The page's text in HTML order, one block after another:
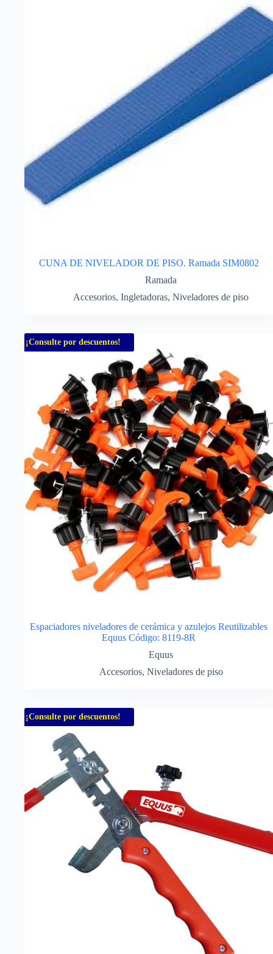
CUNA DE NIVELADOR DE PISO. Ramada SIM0802
Ramada
Accesorios, Ingletadoras, Niveladores de piso
¡Consulte por descuentos!
Espaciadores niveladores de cerámica y azulejos Reutilizables
Equus Código: 8119-8R
Equus
Accesorios, Niveladores de piso
¡Consulte por descuentos!